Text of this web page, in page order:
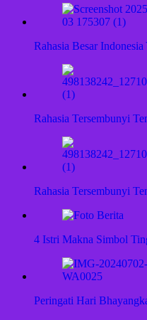
Rahasia Besar
Rahasia Tersembunyi
Rahasia Tersembunyi
4 Istri Makna Simbol
Peringati Hari